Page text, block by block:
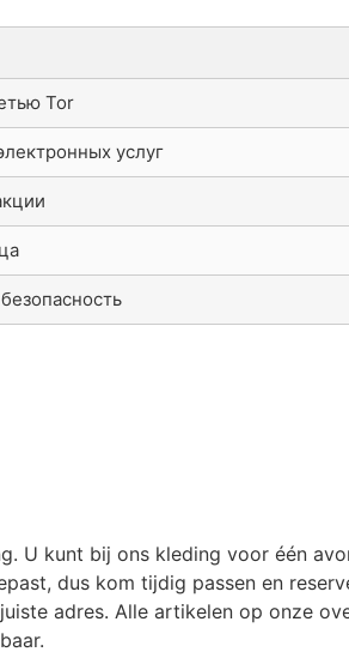
Tor
услуг
U kunt bij ons kleding voor één
dus kom tijdig passen en
adres. Alle artikelen op onze